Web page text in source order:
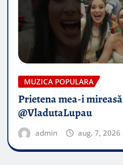
MUZICA POPULARA
Prietena mea-i mireasă​
@VladutaLupau
admin aug. 7, 2026